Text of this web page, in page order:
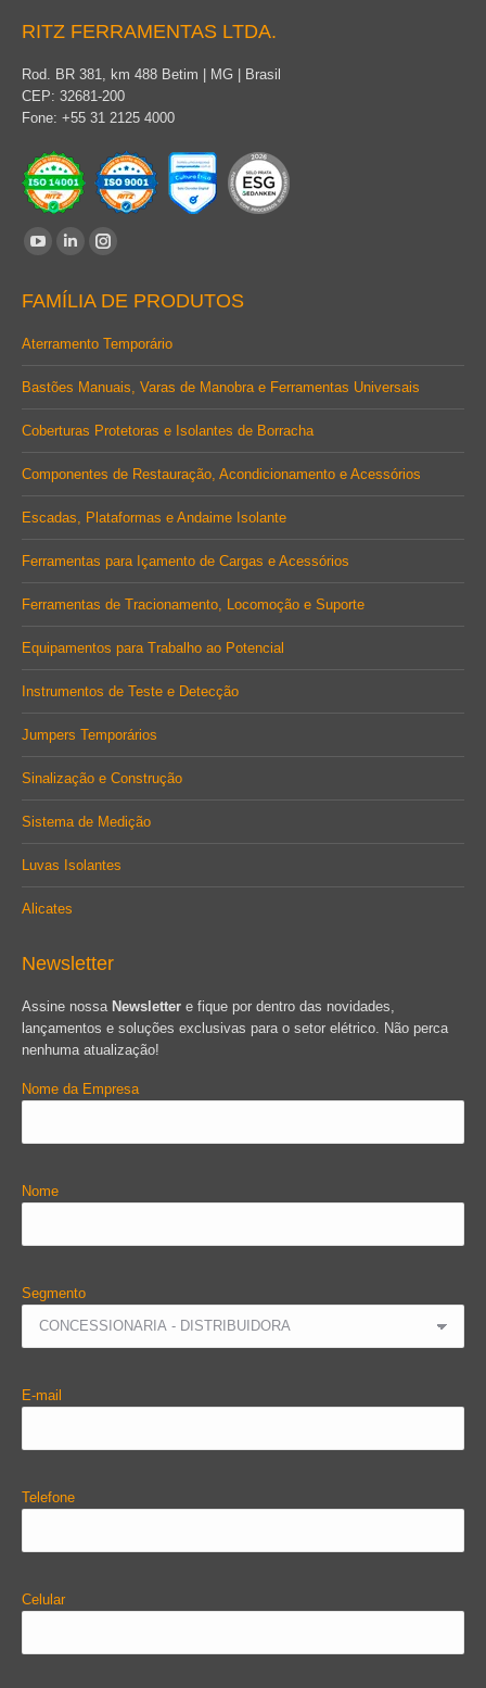
RITZ FERRAMENTAS LTDA.
Rod. BR 381, km 488 Betim | MG | Brasil
CEP: 32681-200
Fone: +55 31 2125 4000
Encontre-nos em:
opens
in
window
Linkedin
opens
in
window
Instagram
opens
in
window
FAMÍLIA DE PRODUTOS
Aterramento Temporário
Bastões Manuais, Varas de Manobra e Ferramentas Universais
Coberturas Protetoras e Isolantes de Borracha
Componentes de Restauração, Acondicionamento e Acessórios
Escadas, Plataformas e Andaime Isolante
Ferramentas para Içamento de Cargas e Acessórios
Ferramentas de Tracionamento, Locomoção e Suporte
Equipamentos para Trabalho ao Potencial
Instrumentos de Teste e Detecção
Jumpers Temporários
Sinalização e Construção
Sistema de Medição
Luvas Isolantes
Alicates
Newsletter
Assine nossa Newsletter e fique por dentro das novidades,
lançamentos e soluções exclusivas para o setor elétrico. Não perca
nenhuma atualização!
Nome da Empresa
Nome
Segmento
E-mail
Telefone
Celular